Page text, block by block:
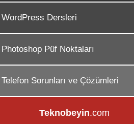
WordPress Dersleri
Photoshop Püf Noktaları
Telefon Sorunları ve Çözümleri
Teknobeyin.com